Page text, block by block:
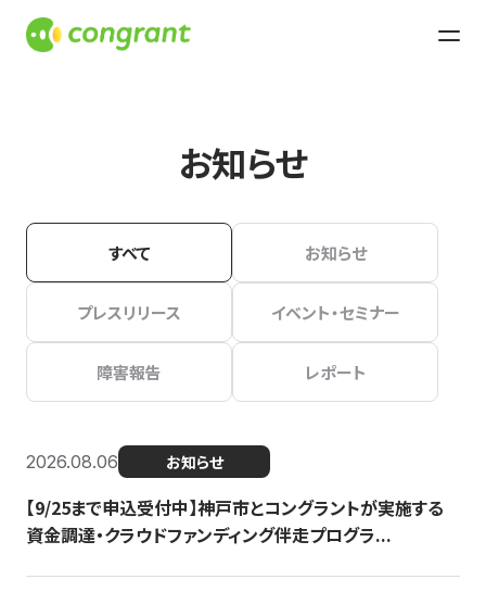
お知らせ
すべて お知らせ
プレスリリース イベント・セミナー
障害報告 レポート
2026.08.06 お知らせ
【9/25まで申込受付中】神戸市とコングラントが実施する
資金調達・クラウドファンディング伴走プログラ...